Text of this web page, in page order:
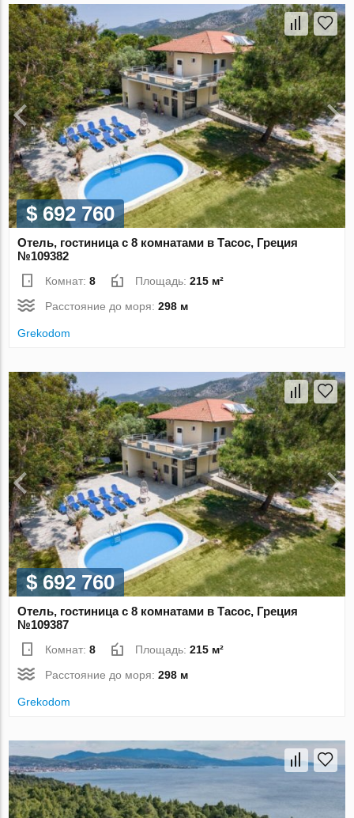
$ 692 760
Отель, гостиница с 8 комнатами в Тасос, Греция
№109382
Комнат:8 Площадь:215 м²
Расстояние до моря:298 м
Grekodom
$ 692 760
Отель, гостиница с 8 комнатами в Тасос, Греция
№109387
Комнат:8 Площадь:215 м²
Расстояние до моря:298 м
Grekodom